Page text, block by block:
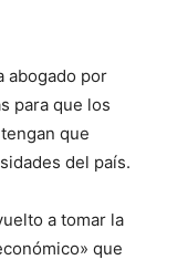
abogado por
para que los
que
del país.
a tomar la
que